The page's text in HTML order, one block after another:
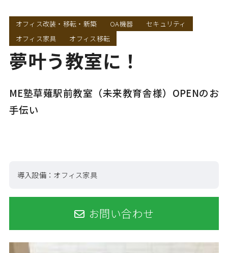
オフィス改装・移転・新築 OA機器
セキュリティ
オフィス家具
オフィス移転
夢叶う教室に！
ME塾草薙駅前教室（未来教育舎様）OPENのお
手伝い
導入設備： オフィス家具
お問い合わせ